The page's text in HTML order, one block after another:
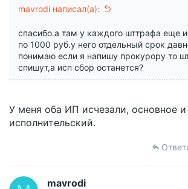
mavrodi написал(а):
спасибо.а там у каждого шттрафа еще
по 1000 руб.у него отдельный срок
понимаю если я напишу прокурору то
спишут,а исп сбор останется?
У меня оба ИП исчезали, основное и
исполнительский.
mavrodi